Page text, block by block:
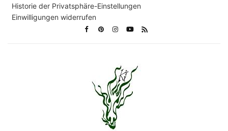
Historie der Privatsphäre-Einstellungen
Einwilligungen widerrufen